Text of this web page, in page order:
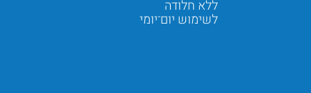
ללא חלודה
לשימוש יום־יומי